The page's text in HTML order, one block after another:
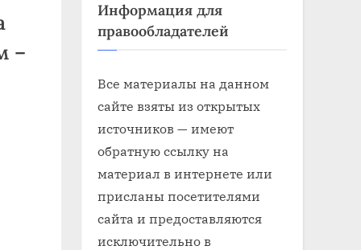
–
Информация для
правообладателей
Все материалы на данном
сайте взяты из открытых
источников — имеют
обратную ссылку на
материал в интернете или
присланы посетителями
сайта и предоставляются
исключительно в